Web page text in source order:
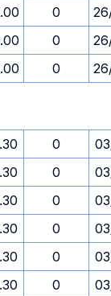
0
0
0
0
0
0
0
0
0